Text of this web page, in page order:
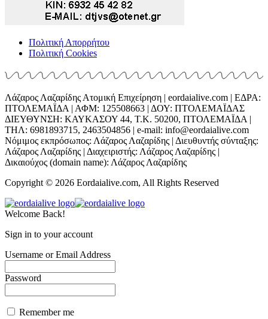
Πολιτική Απορρήτου
Πολιτική Cookies
Λάζαρος Λαζαρίδης Ατομική Επιχείρηση | eordaialive.com | ΕΔΡΑ:
ΠΤΟΛΕΜΑΪΔΑ | ΑΦΜ: 125508663 | ΔΟΥ: ΠΤΟΛΕΜΑΪΔΑΣ
ΔΙΕΥΘΥΝΣΗ: ΚΑΥΚΑΣΟΥ 44, Τ.Κ. 50200, ΠΤΟΛΕΜΑΪΔΑ |
ΤΗΛ: 6981893715, 2463504856 | e-mail: info@eordaialive.com
Νόμιμος εκπρόσωπος: Λάζαρος Λαζαρίδης | Διευθυντής σύνταξης:
Λάζαρος Λαζαρίδης | Διαχειριστής: Λάζαρος Λαζαρίδης |
Δικαιούχος (domain name): Λάζαρος Λαζαρίδης
Copyright © 2026 Eordaialive.com, All Rights Reserved
Welcome Back!
Sign in to your account
Username or Email Address
Password
Remember me